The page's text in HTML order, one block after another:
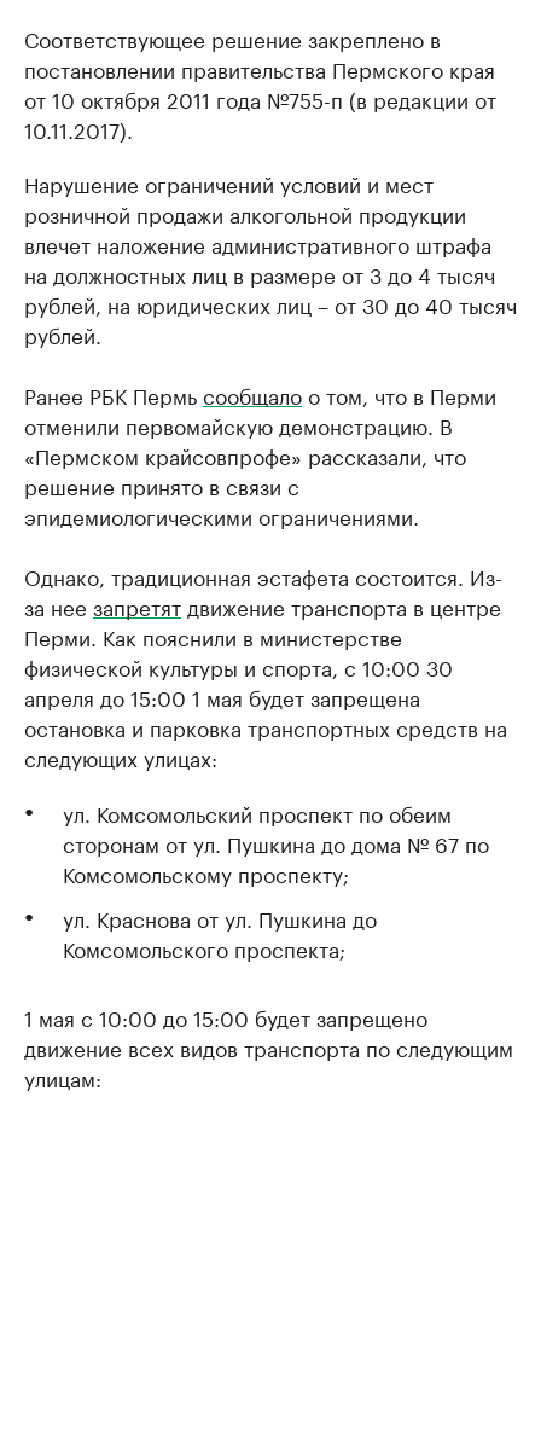
Соответствующее решение закреплено в
постановлении правительства Пермского края
от 10 октября 2011 года №755-п (в редакции от
10.11.2017).
Нарушение ограничений условий и мест
розничной продажи алкогольной продукции
влечет наложение административного штрафа
на должностных лиц в размере от 3 до 4 тысяч
рублей, на юридических лиц – от 30 до 40 тысяч
рублей.
Ранее РБК Пермьсообщалоо том, что в Перми
отменили первомайскую демонстрацию. В
«Пермском крайсовпрофе» рассказали, что
решение принято в связи с
эпидемиологическими ограничениями.
Однако, традиционная эстафета состоится. Из-
за нее запретят движение транспорта в центре
Перми. Как пояснили в министерстве
физической культуры и спорта, с 10:00 30
апреля до 15:00 1 мая будет запрещена
остановка и парковка транспортных средств на
следующих улицах:
ул. Комсомольский проспект по обеим
сторонам от ул. Пушкина до дома № 67 по
Комсомольскому проспекту;
ул. Краснова от ул. Пушкина до
Комсомольского проспекта;
1 мая с 10:00 до 15:00 будет запрещено
движение всех видов транспорта по следующим
улицам: